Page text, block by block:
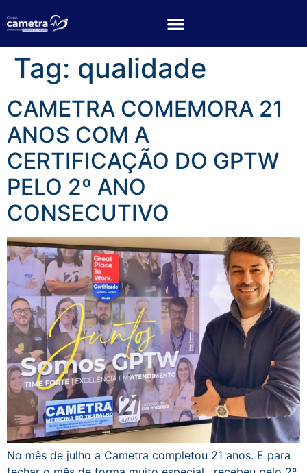
Tag: qualidade
CAMETRA COMEMORA 21
ANOS COM A
CERTIFICAÇÃO DO GPTW
PELO 2º ANO
CONSECUTIVO
No mês de julho a Cametra completou 21 anos. E para